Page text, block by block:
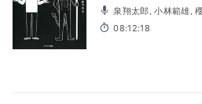
圭佑, 神保巴
08:12:18